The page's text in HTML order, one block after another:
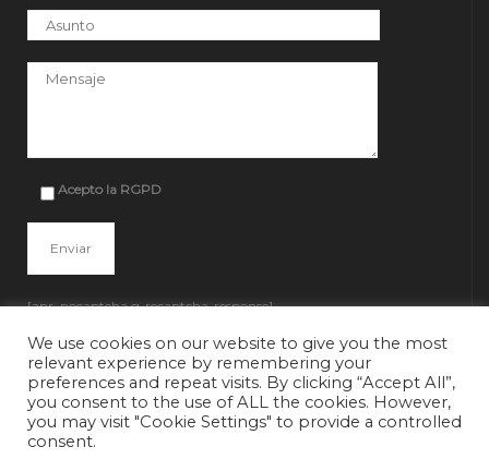
Por favor, deja este campo vacío.
Acepto la RGPD
[anr_nocaptcha g-recaptcha-response]
We use cookies on our website to give you the most
relevant experience by remembering your
preferences and repeat visits. By clicking “Accept All”,
you consent to the use of ALL the cookies. However,
you may visit "Cookie Settings" to provide a controlled
consent.